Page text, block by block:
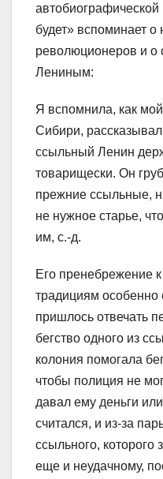
будет» вспоминает о
революционеров и о
Лениным:
Я вспомнила, как
Сибири,
ссыльный Ленин
това­рищески. Он
прежние ссыльные,
не нужное старье,
им, с.-д.
Его пренебрежение
традициям особенно
пришлось отвечать
бегство одного из
колония помогала
чтобы полиция не
давал ему деньги
считался, и из-за
ссыльного, которого
еще и неудачному,